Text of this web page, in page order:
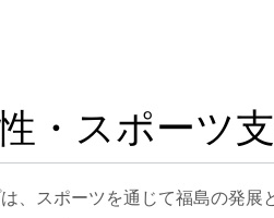
・スポーツ
、スポーツを通じて福島の発